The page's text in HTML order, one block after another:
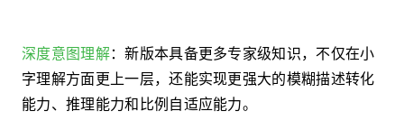
深度意图理解：新版本具备更多专家级知识，不仅在小
字理解方面更上一层，还能实现更强大的模糊描述转化
能力、推理能力和比例自适应能力。